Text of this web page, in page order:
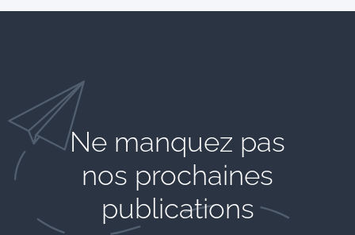
Ne manquez pas
nos prochaines
publications